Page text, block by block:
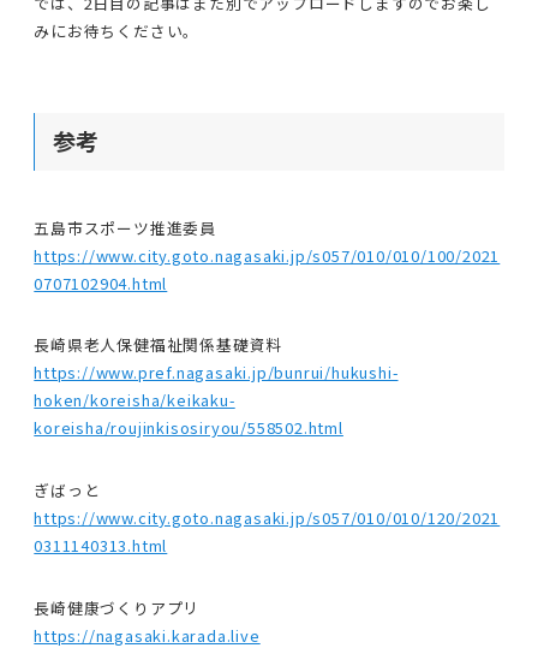
みにお待ちください。
参考
五島市スポーツ推進委員
https://www.city.goto.nagasaki.jp/s057/010/010/100/2021
0707102904.html
長崎県老人保健福祉関係基礎資料
https://www.pref.nagasaki.jp/bunrui/hukushi-
hoken/koreisha/keikaku-
koreisha/roujinkisosiryou/558502.html
ぎばっと
https://www.city.goto.nagasaki.jp/s057/010/010/120/2021
0311140313.html
長崎健康づくりアプリ
https://nagasaki.karada.live